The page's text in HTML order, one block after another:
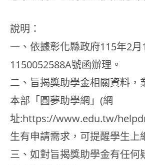
說明：
一、依據彰化縣政府115年2
1150052588A號函辦理。
二、旨揭獎助學金相關資料，
本部「圓夢助學網」(網
址:https://www.edu.tw/
生有申請需求，可提醒學生上
三、如對旨揭獎助學金有任何